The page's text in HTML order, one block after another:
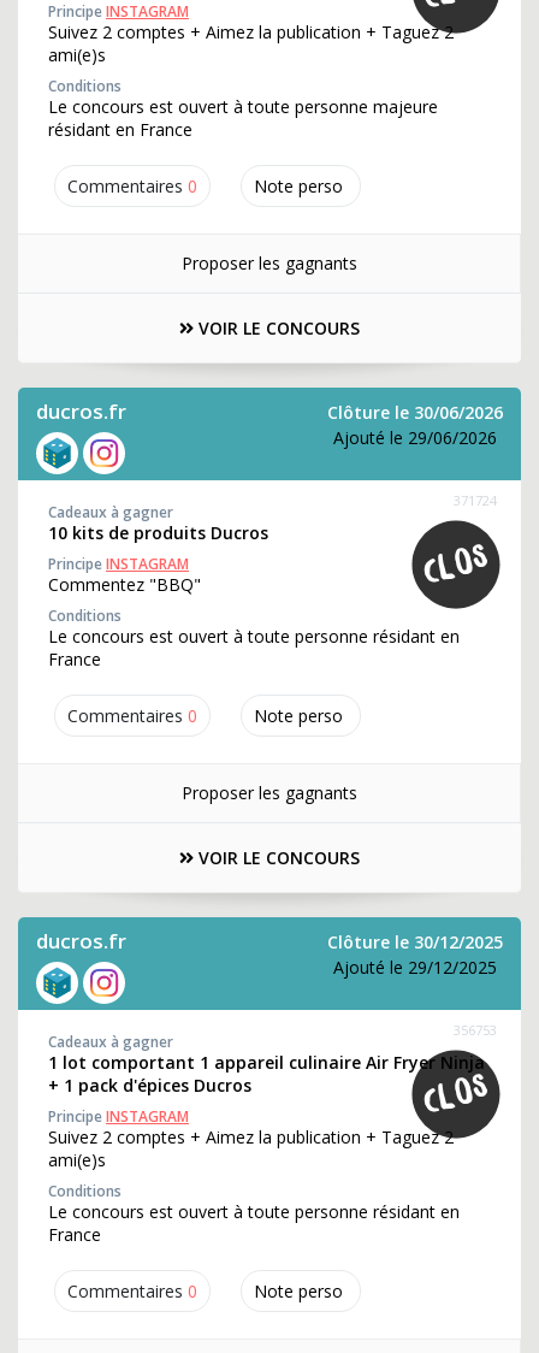
Commentaires 0 Note perso
PrincipeINSTAGRAM
Suivez 2 comptes + Aimez la publication + Taguez 2
ami(e)s
Conditions
Le concours est ouvert à toute personne majeure
résidant en France
Proposer les gagnants
VOIR LE CONCOURS
ducros.fr
Clôture le 30/06/2026
Ajouté le 29/06/2026
Commentaires 0 Note perso
371724
Cadeaux à gagner
10 kits de produits Ducros
PrincipeINSTAGRAM
Commentez "BBQ"
Conditions
Le concours est ouvert à toute personne résidant en
France
Proposer les gagnants
VOIR LE CONCOURS
ducros.fr
Clôture le 30/12/2025
Ajouté le 29/12/2025
Commentaires 0 Note perso
356753
Cadeaux à gagner
1 lot comportant 1 appareil culinaire Air Fryer Ninja
+ 1 pack d'épices Ducros
PrincipeINSTAGRAM
Suivez 2 comptes + Aimez la publication + Taguez 2
ami(e)s
Conditions
Le concours est ouvert à toute personne résidant en
France